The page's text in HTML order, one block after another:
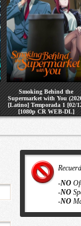
Smoking Behind the
Supermarket with You
[Latino] Temporada 1 [02/
[1080p CR WEB-DL]
[MEGA] [VS]
-NO
-NO
-NO